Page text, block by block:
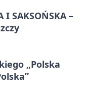
I SAKSOŃSKA –
„Polska